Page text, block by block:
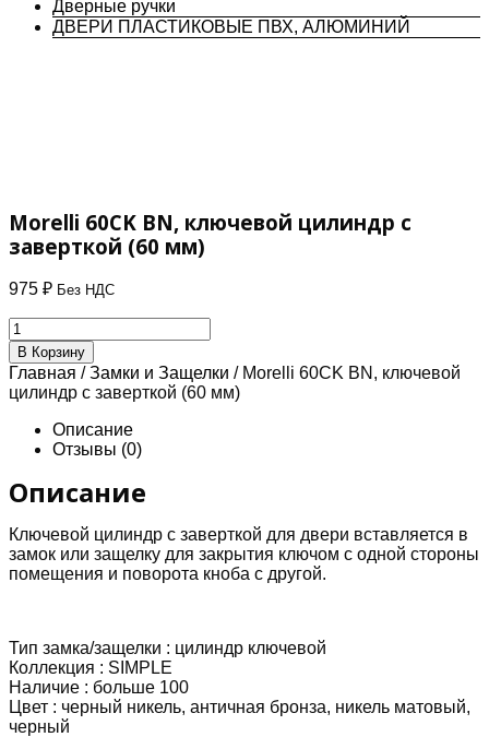
Дверные ручки
ДВЕРИ ПЛАСТИКОВЫЕ ПВХ, АЛЮМИНИЙ
Morelli 60CK BN, ключевой цилиндр с
заверткой (60 мм)
975 ₽ Без НДС
Количество
товара
Morelli
60CK
BN,
ключевой
цилиндр
заверткой
(60
В Корзину
Главная /Замки и Защелки / Morelli 60CK BN, ключевой
цилиндр с заверткой (60 мм)
Описание
Отзывы (0)
Описание
Ключевой цилиндр с заверткой для двери вставляется в
замок или защелку для закрытия ключом с одной стороны
помещения и поворота кноба с другой.
Тип замка/защелки : цилиндр ключевой
Коллекция : SIMPLE
Наличие : больше 100
Цвет : черный никель, античная бронза, никель матовый,
черный